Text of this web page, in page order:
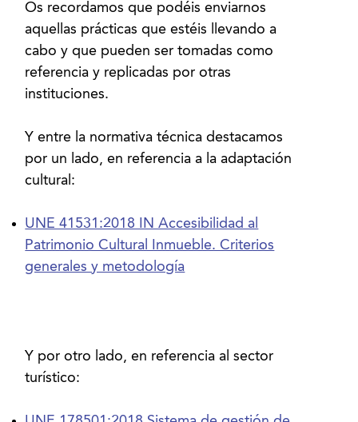
Os recordamos que podéis enviarnos
aquellas prácticas que estéis llevando a
cabo y que pueden ser tomadas como
referencia y replicadas por otras
instituciones.
Y entre la normativa técnica destacamos
por un lado, en referencia a la adaptación
UNE 41531:2018 IN Accesibilidad al
Patrimonio Cultural Inmueble. Criterios
generales y metodología
Y por otro lado, en referencia al sector